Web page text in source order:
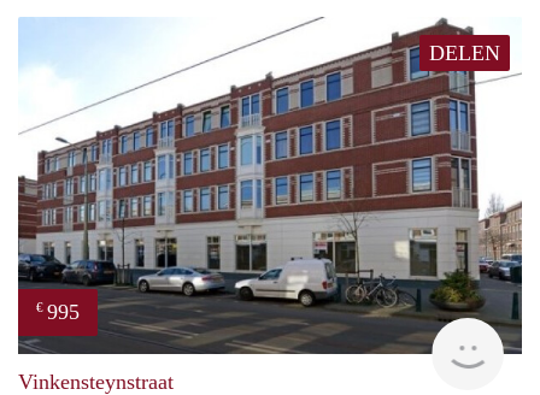
DELEN
€ 995
rent
Vinkensteynstraat